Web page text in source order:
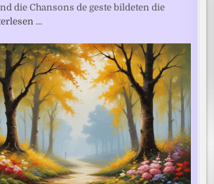
die Chansons de geste bildeten die
…